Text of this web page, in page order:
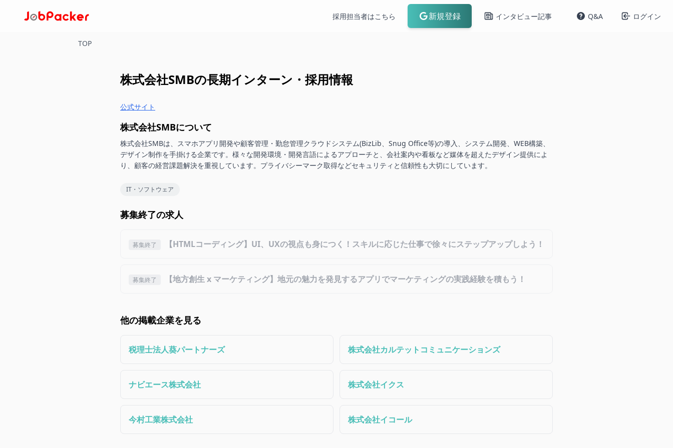
採用担当者はこちら 新規登録 インタビュー記事 Q&A ログイン
TOP
株式会社SMBの長期インターン・採用情報
公式サイト
株式会社SMBについて
株式会社SMBは、スマホアプリ開発や顧客管理・勤怠管理クラウドシステム(BizLib、Snug Office等)の導入、システム開発、WEB構築、
デザイン制作を手掛ける企業です。様々な開発環境・開発言語によるアプローチと、会社案内や看板など媒体を超えたデザイン提供によ
り、顧客の経営課題解決を重視しています。プライバシーマーク取得などセキュリティと信頼性も大切にしています。
IT・ソフトウェア
募集終了の求人
募集終了 【HTMLコーディング】UI、UXの視点も身につく！スキルに応じた仕事で徐々にステップアップしよう！
募集終了 【地方創生 x マーケティング】地元の魅力を発見するアプリでマーケティングの実践経験を積もう！
他の掲載企業を見る
税理士法人葵パートナーズ 株式会社カルテットコミュニケーションズ
ナビエース株式会社 株式会社イクス
今村工業株式会社 株式会社イコール